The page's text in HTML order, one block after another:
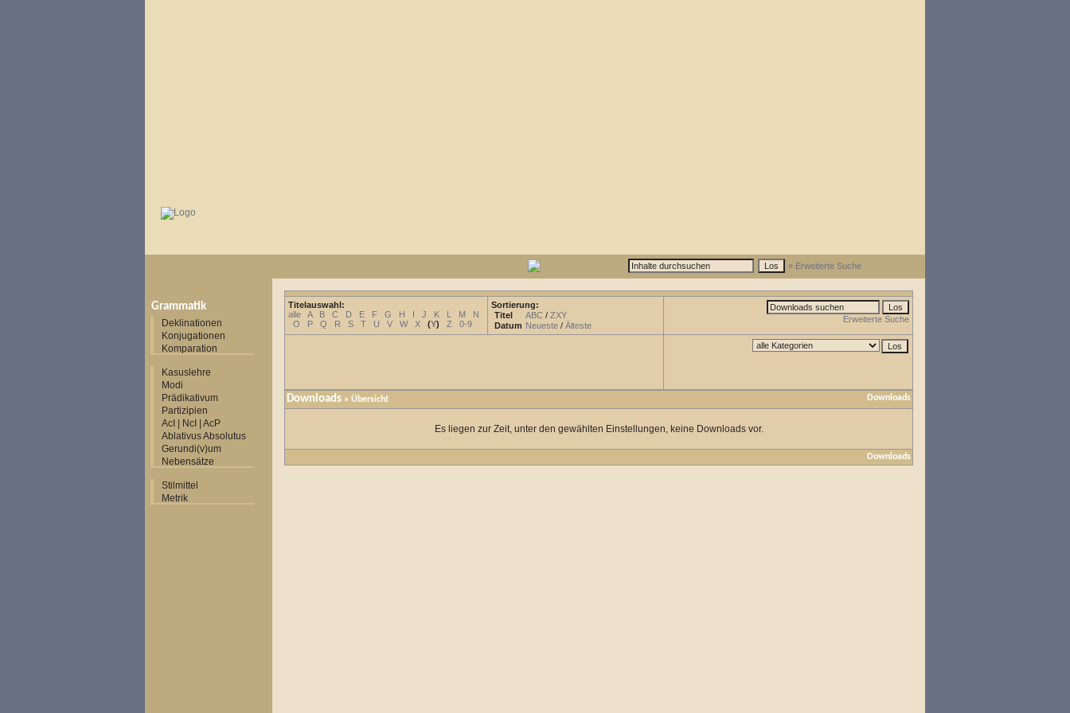
» Erweiterte Suche
Grammatik
Deklinationen
Konjugationen
Komparation
Kasuslehre
Modi
Prädikativum
Partizipien
AcI | NcI | AcP
Ablativus Absolutus
Gerundi(v)um
Nebensätze
Stilmittel
Metrik
Titelauswahl:
alle
A B C D E F G H I J K L M
N
O
P Q R S T U V W X (Y) Z 0-9
Sortierung:
Titel
ABC / ZXY
Datum Neueste / Älteste
Erweiterte Suche
Downloads » Übersicht Downloads
Es liegen zur Zeit, unter den gewählten Einstellungen, keine Downloads vor.
Downloads